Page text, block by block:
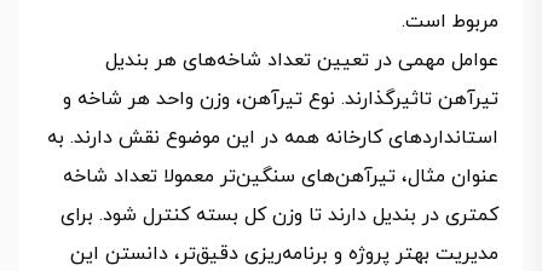
مربوط است.
عوامل مهمی در تعیین تعداد شاخه‌های هر بندیل
تیرآهن تاثیرگذارند. نوع تیرآهن، وزن واحد هر شاخه و
استانداردهای کارخانه همه در این موضوع نقش دارند. به‌
عنوان مثال، تیرآهن‌های سنگین‌تر معمولا تعداد شاخه
کمتری در بندیل دارند تا وزن کل بسته کنترل شود. برای
مدیریت بهتر پروژه و برنامه‌ریزی دقیق‌تر، دانستن این